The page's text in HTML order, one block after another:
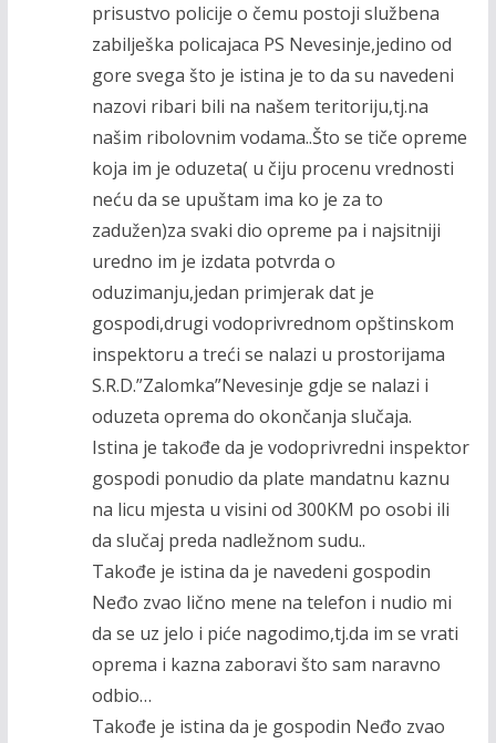
prisustvo policije o čemu postoji službena
zabilješka policajaca PS Nevesinje,jedino od
gore svega što je istina je to da su navedeni
nazovi ribari bili na našem teritoriju,tj.na
našim ribolovnim vodama..Što se tiče opreme
koja im je oduzeta( u čiju procenu vrednosti
neću da se upuštam ima ko je za to
zadužen)za svaki dio opreme pa i najsitniji
uredno im je izdata potvrda o
oduzimanju,jedan primjerak dat je
gospodi,drugi vodoprivrednom opštinskom
inspektoru a treći se nalazi u prostorijama
S.R.D.”Zalomka”Nevesinje gdje se nalazi i
oduzeta oprema do okončanja slučaja.
Istina je takođe da je vodoprivredni inspektor
gospodi ponudio da plate mandatnu kaznu
na licu mjesta u visini od 300KM po osobi ili
da slučaj preda nadležnom sudu..
Takođe je istina da je navedeni gospodin
Neđo zvao lično mene na telefon i nudio mi
da se uz jelo i piće nagodimo,tj.da im se vrati
oprema i kazna zaboravi što sam naravno
odbio…
Takođe je istina da je gospodin Neđo zvao